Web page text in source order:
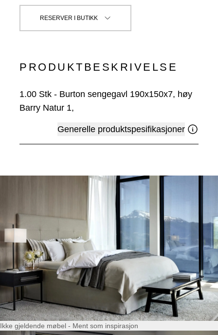
RESERVER I BUTIKK
PRODUKTBESKRIVELSE
1.00 Stk - Burton sengegavl 190x150x7, høy
Barry Natur 1,
Generelle produktspesifikasjoner
Ikke gjeldende møbel - Ment som inspirasjon